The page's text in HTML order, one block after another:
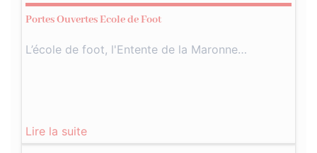
Portes Ouvertes Ecole de Foot
L’école de foot, l'Entente de la Maronne…
Lire la suite